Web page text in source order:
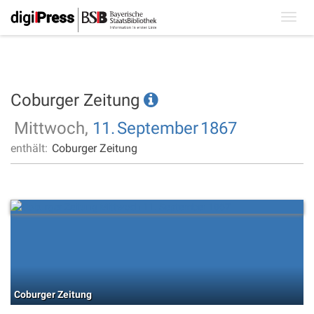
Coburger Zeitung
Mittwoch, 11.September1867
enthält: Coburger Zeitung
Coburger Zeitung